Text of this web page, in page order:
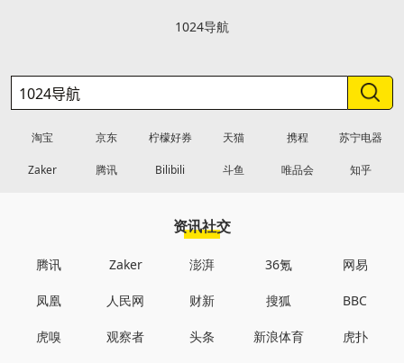
1024导航
淘宝 京东 柠檬好券 天猫 携程 苏宁电器
Zaker 腾讯 Bilibili 斗鱼 唯品会 知乎
资讯社交
腾讯 Zaker 澎湃 36氪 网易
凤凰 人民网 财新 搜狐 BBC
虎嗅 观察者 头条 新浪体育 虎扑